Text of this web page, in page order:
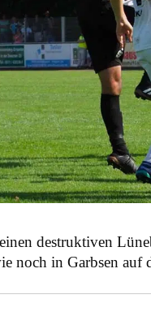
destruktiven
noch in Garbsen auf